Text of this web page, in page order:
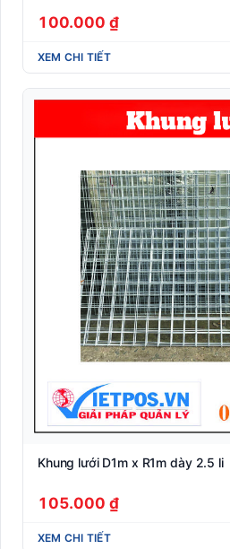
100.000 ₫
XEM CHI TIẾT
Khung lưới D1m x R1m dày 2.5 li
105.000 ₫
XEM CHI TIẾT